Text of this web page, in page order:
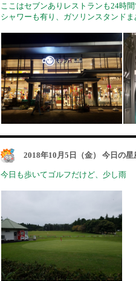
ここはセブンありレストランも24時
シャワーも有り、ガソリンスタンド
2018年10月5日（金） 今日の
今日も歩いてゴルフだけど、少し雨